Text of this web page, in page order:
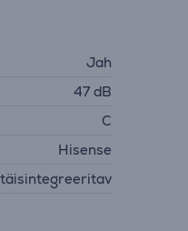
Jah
47 dB
C
Hisense
täisintegreeritav